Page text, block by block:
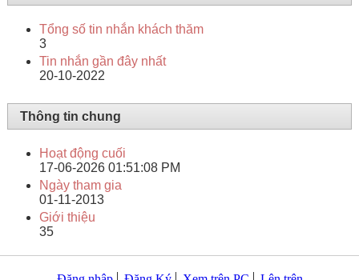
Tổng số tin nhắn khách thăm
3
Tin nhắn gần đây nhất
20-10-2022
Thông tin chung
Hoạt động cuối
17-06-2026 01:51:08 PM
Ngày tham gia
01-11-2013
Giới thiệu
35